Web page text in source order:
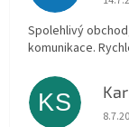
Spolehlivý
komunikace.
KS